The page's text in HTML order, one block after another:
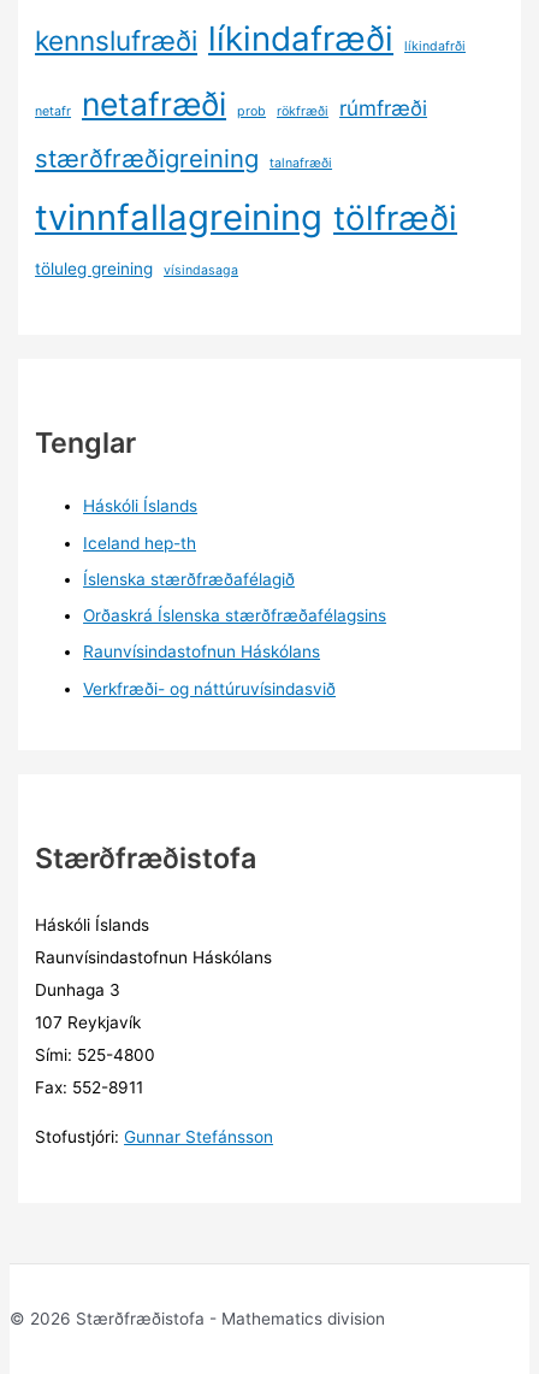
kennslufræði líkindafræði líkindafrði
netafr netafræði prob rökfræði rúmfræði
stærðfræðigreining talnafræði
tvinnfallagreining tölfræði
töluleg greining vísindasaga
Tenglar
Háskóli Íslands
Iceland hep-th
Íslenska stærðfræðafélagið
Orðaskrá Íslenska stærðfræðafélagsins
Raunvísindastofnun Háskólans
Verkfræði- og náttúruvísindasvið
Stærðfræðistofa
Háskóli Íslands
Raunvísindastofnun Háskólans
Dunhaga 3
107 Reykjavík
Sími: 525-4800
Fax: 552-8911
Stofustjóri:Gunnar Stefánsson
© 2026 Stærðfræðistofa - Mathematics division